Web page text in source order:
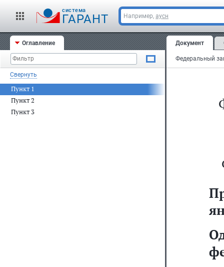
cистема
ГАРАНТ Например, аусн
Оглавление
Свернуть
Пункт 1
Пункт 2
Пункт 3
Документ